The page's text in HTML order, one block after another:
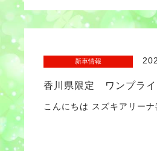
新車情報
香川県限定 ワンプライ
こんにちは スズキアリー